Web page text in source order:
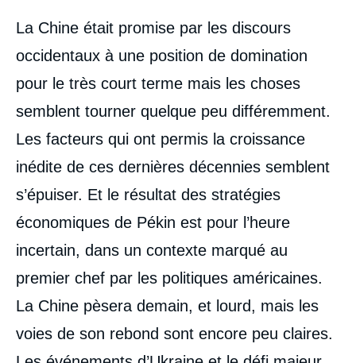
Corps
analyses
La Chine était promise par les discours
occidentaux à une position de domination
pour le très court terme mais les choses
semblent tourner quelque peu différemment.
Les facteurs qui ont permis la croissance
inédite de ces dernières décennies semblent
s’épuiser. Et le résultat des stratégies
économiques de Pékin est pour l’heure
incertain, dans un contexte marqué au
premier chef par les politiques américaines.
La Chine pèsera demain, et lourd, mais les
voies de son rebond sont encore peu claires.